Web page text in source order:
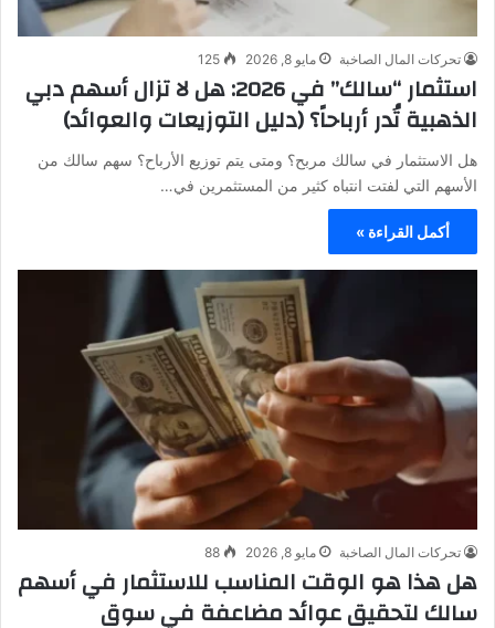
تحركات المال الصاخبة مايو 8, 2026 125
استثمار “سالك” في 2026: هل لا تزال أسهم دبي
الذهبية تُدر أرباحاً؟ (دليل التوزيعات والعوائد)
هل الاستثمار في سالك مربح؟ ومتى يتم توزيع الأرباح؟ سهم سالك من
الأسهم التي لفتت انتباه كثير من المستثمرين في…
أكمل القراءة »
تحركات المال الصاخبة مايو 8, 2026 88
هل هذا هو الوقت المناسب للاستثمار في أسهم
سالك لتحقيق عوائد مضاعفة في سوق